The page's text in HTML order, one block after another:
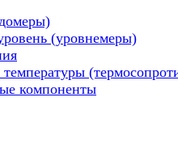
(уровнемеры)
компоненты